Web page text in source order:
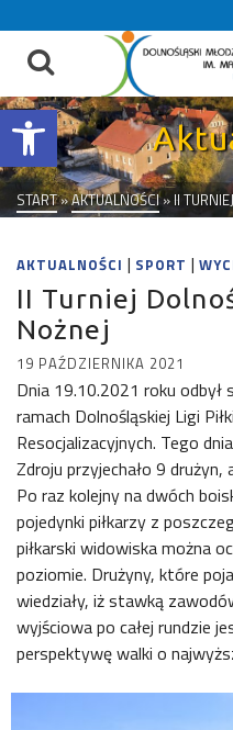
Otwórz pasek narzędzi
treści
START»AKTUALNOŚCI» II
AKTUALNOŚCI | SPORT |
II Turniej
Nożnej
19 PAŹDZIERNIKA 2021
Dnia 19.10.2021 roku odbył
ramach Dolnośląskiej Ligi
Resocjalizacyjnych. Tego
Zdroju przyjechało 9
Po raz kolejny na dwóch
pojedynki piłkarzy z
piłkarski widowiska można
poziomie. Drużyny, które
wiedziały, iż stawką
wyjściowa po całej rundzie
perspektywę walki o